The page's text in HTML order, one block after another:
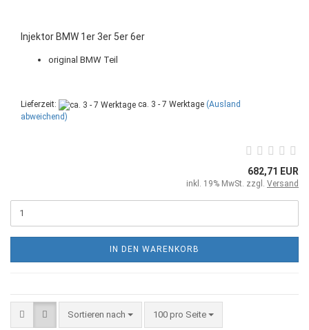
Injektor BMW 1er 3er 5er 6er
original BMW Teil
Lieferzeit: ca. 3 - 7 Werktage (Ausland
abweichend)
682,71 EUR
inkl. 19% MwSt. zzgl. Versand
IN DEN WARENKORB
Sortieren nach 100 pro Seite